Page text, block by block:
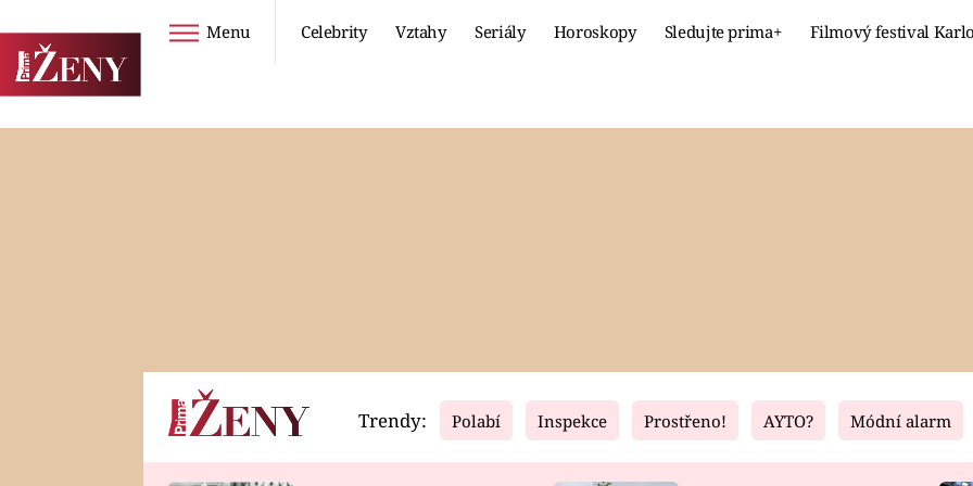
Menu Celebrity Vztahy Seriály Horoskopy Sledujte prima+ Filmový festival
Horoskopy Video Fresh Living
Trendy: Polabí Inspekce Prostřeno! AYTO? Módní alarm